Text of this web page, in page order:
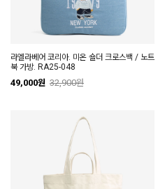
라엘라베어 코리아. 미온 숄더 크로스백 / 노트
북 가방. RA25-048
49,000원 32,900원